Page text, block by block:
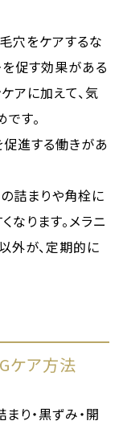
穴をケアするな
促す効果がある
アに加えて、気
す。
促進する働きがあ
詰まりや角栓に
なります。メラニ
外が、定期的に
ケア方法
り・黒ずみ・開